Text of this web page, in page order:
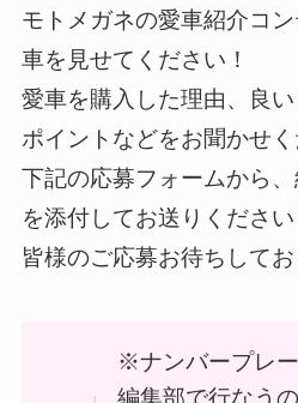
モトメガネの愛車紹介コ
車を見せてください！
愛車を購入した理由、良
ポイントなどをお聞かせく
下記の応募フォームから
を添付してお送りください
皆様のご応募お待ちしてお
※ナンバープレ
編集部で行なうの